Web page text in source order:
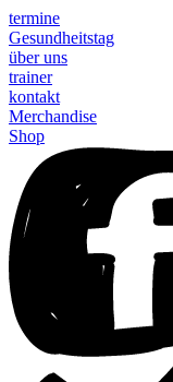
termine
Gesundheitstag
über uns
trainer
kontakt
Merchandise
Shop